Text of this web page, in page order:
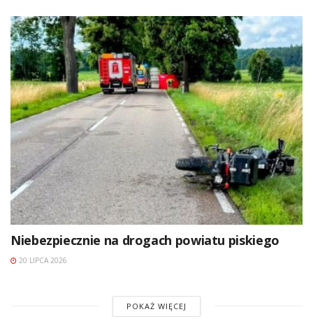
Niebezpiecznie na drogach powiatu piskiego
20 LIPCA 2026
POKAŻ WIĘCEJ